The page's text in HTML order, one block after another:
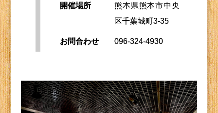
開催場所
熊本県熊本市中央
区千葉城町3-35
お問合わせ 096-324-4930